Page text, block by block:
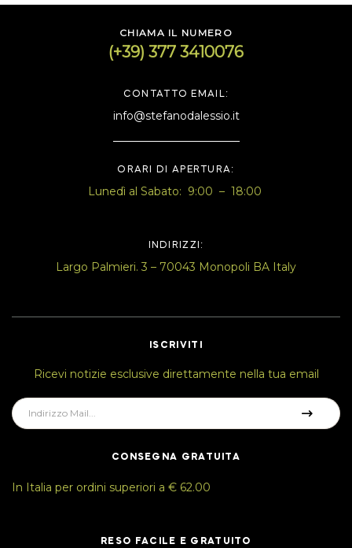
CHIAMA IL NUMERO
(+39) 377 3410076
CONTATTO EMAIL:
info@stefanodalessio.it
ORARI DI APERTURA:
Lunedì al Sabato: 9:00 – 18:00
INDIRIZZI:
Largo Palmieri. 3 – 70043 Monopoli BA Italy
ISCRIVITI
Ricevi notizie esclusive direttamente nella tua email
CONSEGNA GRATUITA
In Italia per ordini superiori a € 62.00
RESO FACILE E GRATUITO